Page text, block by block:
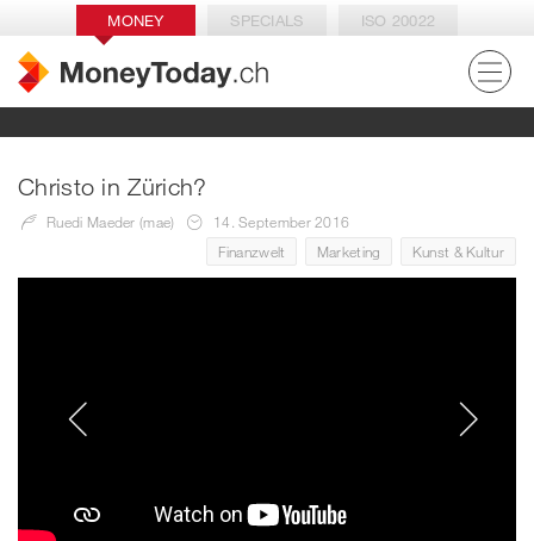
MONEY SPECIALS ISO 20022
Christo in Zürich?
Ruedi Maeder (mae)
14. September 2016
Finanzwelt
Marketing Kunst & Kultur